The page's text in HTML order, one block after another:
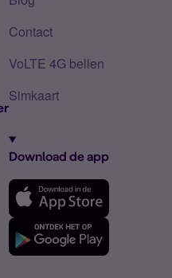
Contact
VoLTE 4G bellen
Simkaart
Download de app